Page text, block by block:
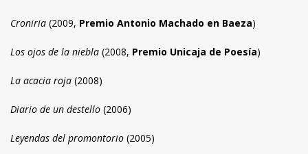
Croniria (2009, Premio Antonio Machado en Baeza)
Los ojos de la niebla (2008, Premio Unicaja de Poesía)
La acacia roja (2008)
Diario de un destello (2006)
Leyendas del promontorio (2005)